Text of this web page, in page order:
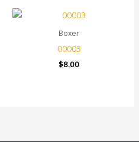
Boxer
00003
$8.00